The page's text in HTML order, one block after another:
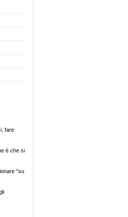
fare
è che si
"su